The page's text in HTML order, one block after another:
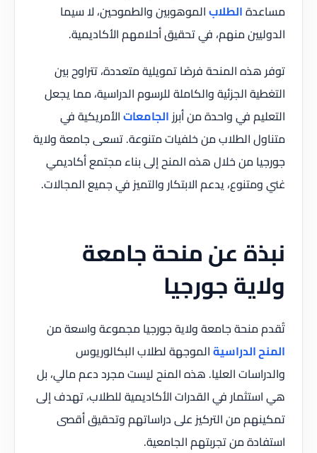
مساعدةالطلابالموهوبين والطموحين، لا سيما
الدوليين منهم، في تحقيق أحلامهم الأكاديمية.
توفر هذه المنحة فرصًا تمويلية متعددة، تتراوح بين
التغطية الجزئية والكاملة للرسوم الدراسية، مما يجعل
التعليم في واحدة من أبرزالجامعاتالأمريكية في
متناول الطلاب من خلفيات متنوعة. تسعى جامعة ولاية
جورجيا من خلال هذه المنح إلى بناء مجتمع أكاديمي
غني ومتنوع، يدعم الابتكار والتميز في جميع المجالات.
نبذة عن منحة جامعة
ولاية جورجيا
تُقدم منحة جامعة ولاية جورجيا مجموعة واسعة من
المنح الدراسيةالموجهة لطلاب البكالوريوس
والدراسات العليا. هذه المنح ليست مجرد دعم مالي، بل
هي استثمار في القدرات الأكاديمية للطلاب، تهدف إلى
تمكينهم من التركيز على دراساتهم وتحقيق أقصى
استفادة من تجربتهم الجامعية.